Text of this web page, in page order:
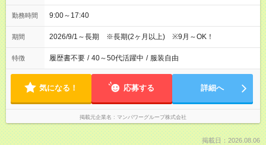
勤務時間 9:00～17:40
期間 2026/9/1～長期 ※長期(2ヶ月以上) ※9月～OK！
特徴 履歴書不要 / 40～50代活躍中 / 服装自由
気になる！ 応募する 詳細へ
掲載元企業名 マンパワーグループ株式会社
掲載日：2026.08.06